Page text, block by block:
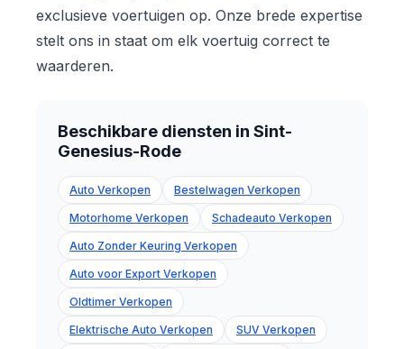
exclusieve voertuigen op. Onze brede expertise
stelt ons in staat om elk voertuig correct te
waarderen.
Beschikbare diensten in Sint-
Genesius-Rode
Auto Verkopen Bestelwagen Verkopen
Motorhome Verkopen Schadeauto Verkopen
Auto Zonder Keuring Verkopen
Auto voor Export Verkopen
Oldtimer Verkopen
Elektrische Auto Verkopen SUV Verkopen